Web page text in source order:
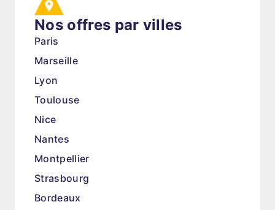
Nos offres par villes
Paris
Marseille
Lyon
Toulouse
Nice
Nantes
Montpellier
Strasbourg
Bordeaux